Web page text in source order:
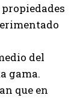
del
gama.
que en